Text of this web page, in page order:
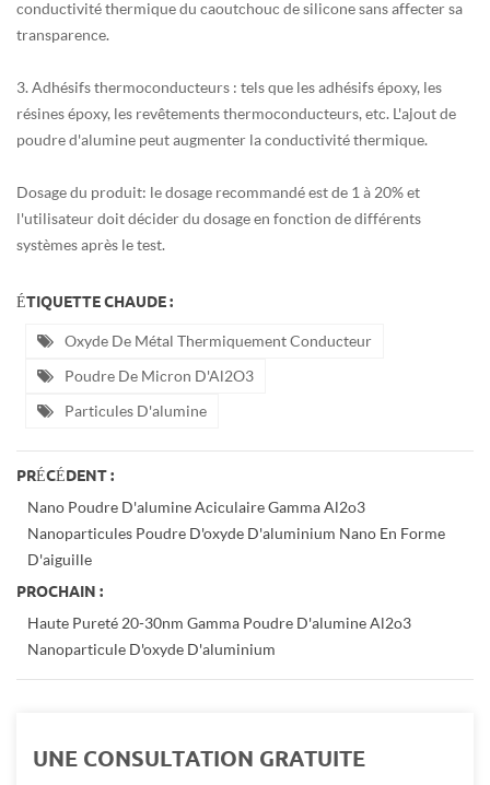
conductivité thermique du caoutchouc de silicone sans affecter sa
transparence.
3. Adhésifs thermoconducteurs : tels que les adhésifs époxy, les
résines époxy, les revêtements thermoconducteurs, etc. L'ajout de
poudre d'alumine peut augmenter la conductivité thermique.
Dosage du produit : le dosage recommandé est de 1 à 20 % et
l'utilisateur doit décider du dosage en fonction de différents
systèmes après le test.
ÉTIQUETTE CHAUDE :
Oxyde De Métal Thermiquement Conducteur
Poudre De Micron D'Al2O3
Particules D'alumine
PRÉCÉDENT :
Nano Poudre D'alumine Aciculaire Gamma Al2o3
Nanoparticules Poudre D'oxyde D'aluminium Nano En Forme
D'aiguille
PROCHAIN :
Haute Pureté 20-30nm Gamma Poudre D'alumine Al2o3
Nanoparticule D'oxyde D'aluminium
UNE CONSULTATION GRATUITE